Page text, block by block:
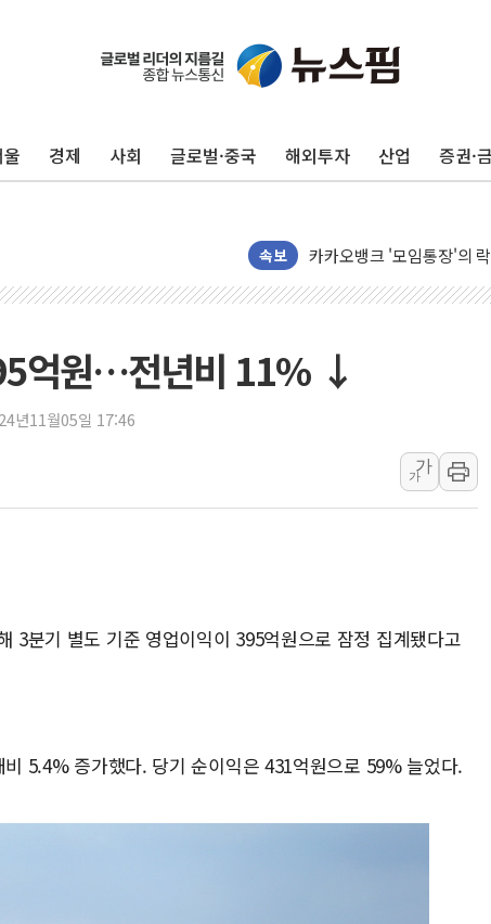
울 경제 사회 글로벌·중국 해외투자 산업 증권·
속보
흥국자산운용, 코스닥 성장
외국인 돌아왔지만 …'삼
미래에셋자산운용 "변동성
반도체 대형주 급락에 코
더본코리아 홍콩반점, '부
환율 100원 빠지면 현대
국내 최대 400MW 규모 해
경찰, '홍명보 감독 선임 의
삼성전자, FMS 2026서 차
LX하우시스 "역대급 폭염
한·체코 항공편 주10회로
SBI저축은행, 최고 연
억원…전년비 11% ↓
년11월05일 17:46
가
가
3분기 별도 기준 영업이익이 395억원으로 잠정 집계됐다고
5.4% 증가했다. 당기 순이익은 431억원으로 59% 늘었다.